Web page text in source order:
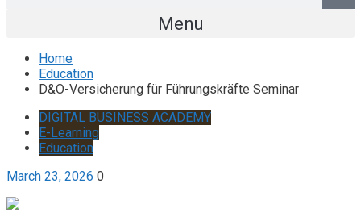
Menu
Home
Education
D&O-Versicherung für Führungskräfte Seminar
DIGITAL BUSINESS ACADEMY
E-Learning
Education
March 23, 2026 0